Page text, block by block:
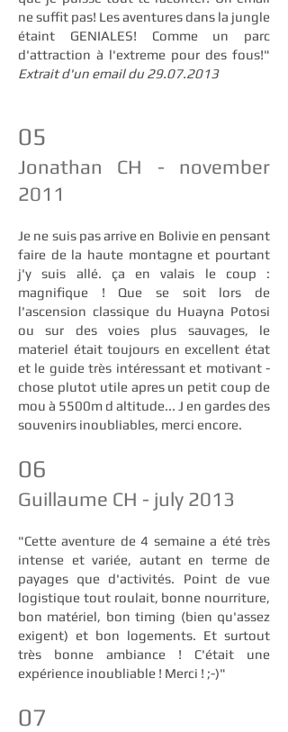
ne suffit pas! Les aventures dans la jungle
étaint GENIALES! Comme un parc
d'attraction à l'extreme pour des fous!"
Extrait d'un email du 29.07.2013
05
Jonathan CH - november
2011
Je ne suis pas arrive en Bolivie en pensant
faire de la haute montagne et pourtant
j'y suis allé. ça en valais le coup :
magnifique ! Que se soit lors de
l'ascension classique du Huayna Potosi
ou sur des voies plus sauvages, le
materiel était toujours en excellent état
et le guide très intéressant et motivant -
chose plutot utile apres un petit coup de
mou à 5500m d altitude... J en gardes des
souvenirs inoubliables, merci encore.
06
Guillaume CH - july 2013
"Cette aventure de 4 semaine a été très
intense et variée, autant en terme de
payages que d'activités. Point de vue
logistique tout roulait, bonne nourriture,
bon matériel, bon timing (bien qu'assez
exigent) et bon logements. Et surtout
très bonne ambiance ! C'était une
expérience inoubliable ! Merci ! ;-)"
07